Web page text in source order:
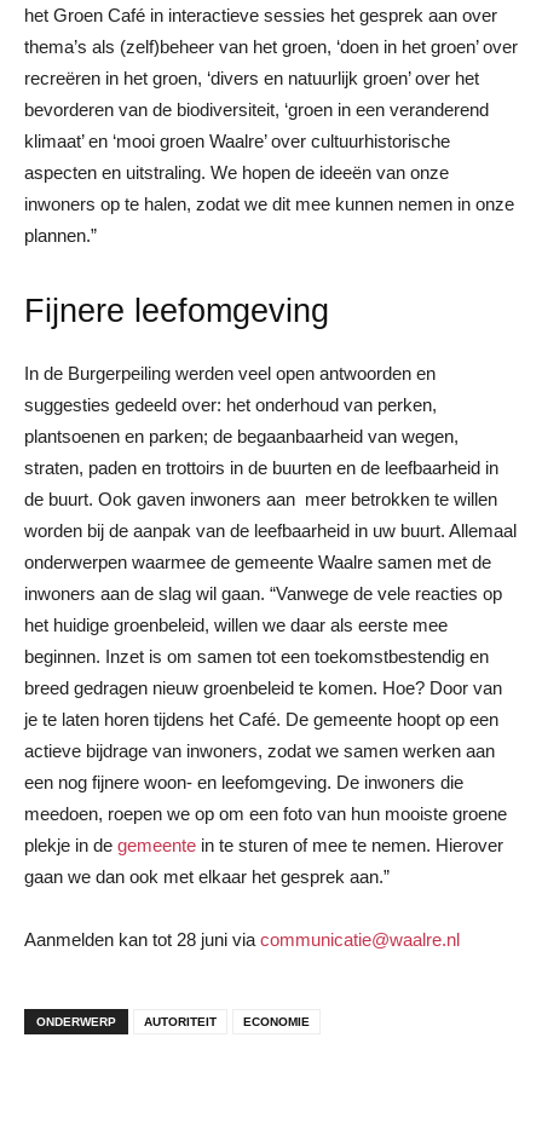
het Groen Café in interactieve sessies het gesprek aan over
thema’s als (zelf)beheer van het groen, ‘doen in het groen’ over
recreëren in het groen, ‘divers en natuurlijk groen’ over het
bevorderen van de biodiversiteit, ‘groen in een veranderend
klimaat’ en ‘mooi groen Waalre’ over cultuurhistorische
aspecten en uitstraling. We hopen de ideeën van onze
inwoners op te halen, zodat we dit mee kunnen nemen in onze
plannen.”
Fijnere leefomgeving
In de Burgerpeiling werden veel open antwoorden en
suggesties gedeeld over: het onderhoud van perken,
plantsoenen en parken; de begaanbaarheid van wegen,
straten, paden en trottoirs in de buurten en de leefbaarheid in
de buurt. Ook gaven inwoners aan meer betrokken te willen
worden bij de aanpak van de leefbaarheid in uw buurt. Allemaal
onderwerpen waarmee de gemeente Waalre samen met de
inwoners aan de slag wil gaan. “Vanwege de vele reacties op
het huidige groenbeleid, willen we daar als eerste mee
beginnen. Inzet is om samen tot een toekomstbestendig en
breed gedragen nieuw groenbeleid te komen. Hoe? Door van
je te laten horen tijdens het Café. De gemeente hoopt op een
actieve bijdrage van inwoners, zodat we samen werken aan
een nog fijnere woon- en leefomgeving. De inwoners die
meedoen, roepen we op om een foto van hun mooiste groene
plekje in de gemeente in te sturen of mee te nemen. Hierover
gaan we dan ook met elkaar het gesprek aan.”
Aanmelden kan tot 28 juni via communicatie@waalre.nl
ONDERWERP AUTORITEIT ECONOMIE